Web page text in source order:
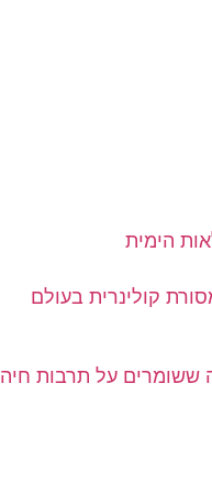
הימית
קולינרית בעולם
ששומרים על תרבות חיה